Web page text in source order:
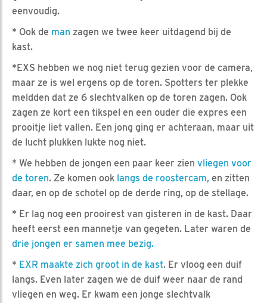
eenvoudig.
* Ook de man zagen we twee keer uitdagend bij de
kast.
*EXS hebben we nog niet terug gezien voor de camera,
maar ze is wel ergens op de toren. Spotters ter plekke
meldden dat ze 6 slechtvalken op de toren zagen. Ook
zagen ze kort een tikspel en een ouder die expres een
prooitje liet vallen. Een jong ging er achteraan, maar uit
de lucht plukken lukte nog niet.
* We hebben de jongen een paar keer zien vliegen voor
de toren. Ze komen ook langs de roostercam, en zitten
daar, en op de schotel op de derde ring, op de stellage.
* Er lag nog een prooirest van gisteren in de kast. Daar
heeft eerst een mannetje van gegeten. Later waren de
drie jongen er samen mee bezig.
* EXR maakte zich groot in de kast. Er vloog een duif
langs. Even later zagen we de duif weer naar de rand
vliegen en weg. Er kwam een jonge slechtvalk